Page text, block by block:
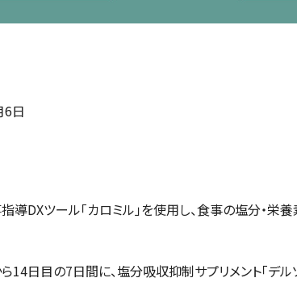
日
DXツール「カロミル」を使用し、食事の塩分・栄
日目の7日間に、塩分吸収抑制サプリメント「デル